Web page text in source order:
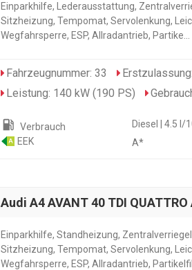
Einparkhilfe, Lederausstattung,
Sitzheizung, Tempomat, Servolenkung,
Wegfahrsperre, ESP, Allradantrieb, Partike...
Fahrzeugnummer: 33
Leistung: 140 kW (190 PS)
local_gas_station Verbrauch Diesel | 4.5 l/
A EEK A*
Audi A4 AVANT 40 TDI QUATTRO
Einparkhilfe, Standheizung,
Sitzheizung, Tempomat, Servolenkung,
Wegfahrsperre, ESP, Allradantrieb,